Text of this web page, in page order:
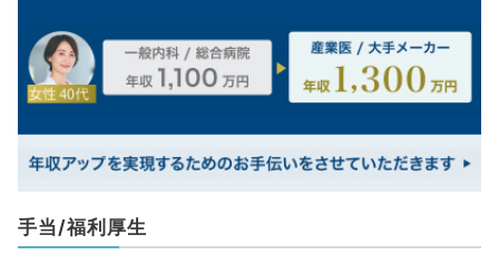
手当/福利厚生